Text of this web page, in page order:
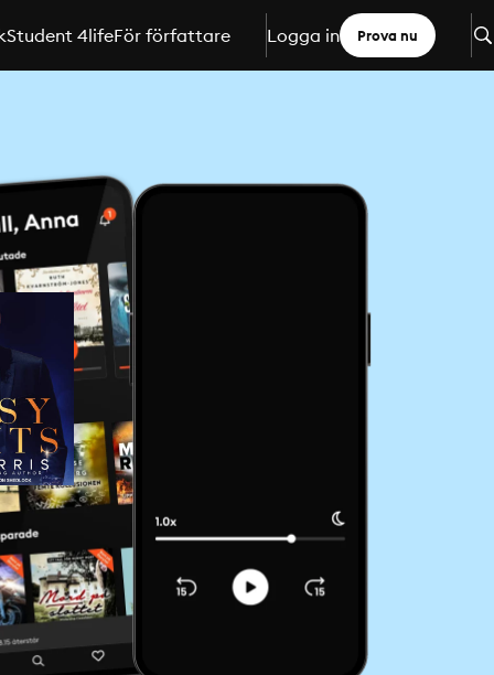
Student 4lifeFör författare Logga in Prova nu